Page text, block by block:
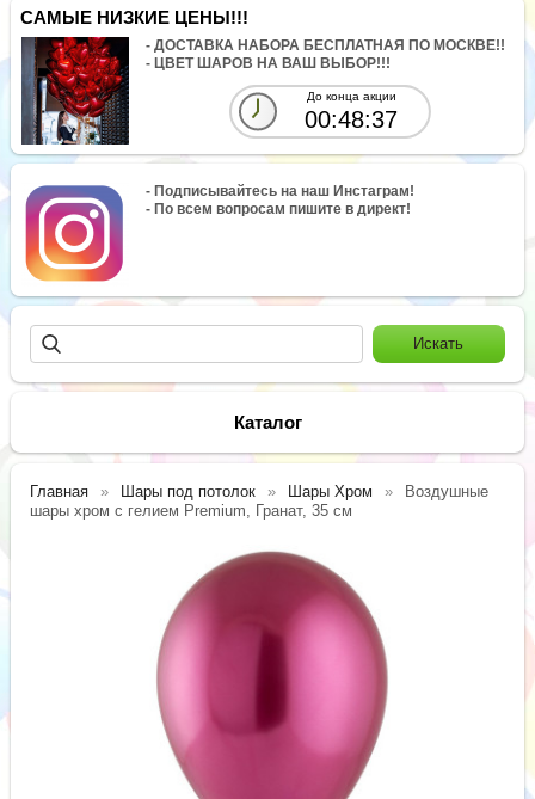
САМЫЕ НИЗКИЕ ЦЕНЫ!!!
- ДОСТАВКА НАБОРА БЕСПЛАТНАЯ ПО МОСКВЕ!!
- ЦВЕТ ШАРОВ НА ВАШ ВЫБОР!!!
До конца акции
00:48:37
- Подписывайтесь на наш Инстаграм!
- По всем вопросам пишите в директ!
Каталог
Главная Шары под потолок Шары Хром
Воздушные
шары хром с гелием Premium, Гранат, 35 см